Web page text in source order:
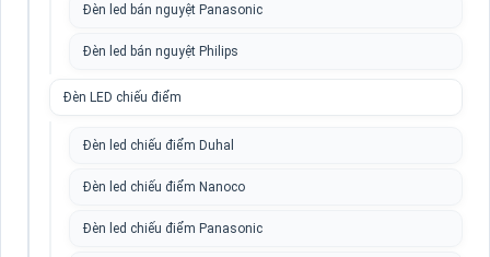
Đèn led bán nguyệt Panasonic
Đèn led bán nguyệt Philips
Đèn LED chiếu điểm
Đèn led chiếu điểm Duhal
Đèn led chiếu điểm Nanoco
Đèn led chiếu điểm Panasonic